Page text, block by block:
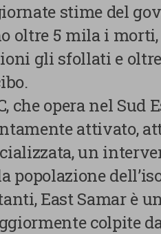
stime del
oltre 5 mila i
gli sfollati e
che opera nel Sud
attivato,
un
popolazione
East Samar è
colpite